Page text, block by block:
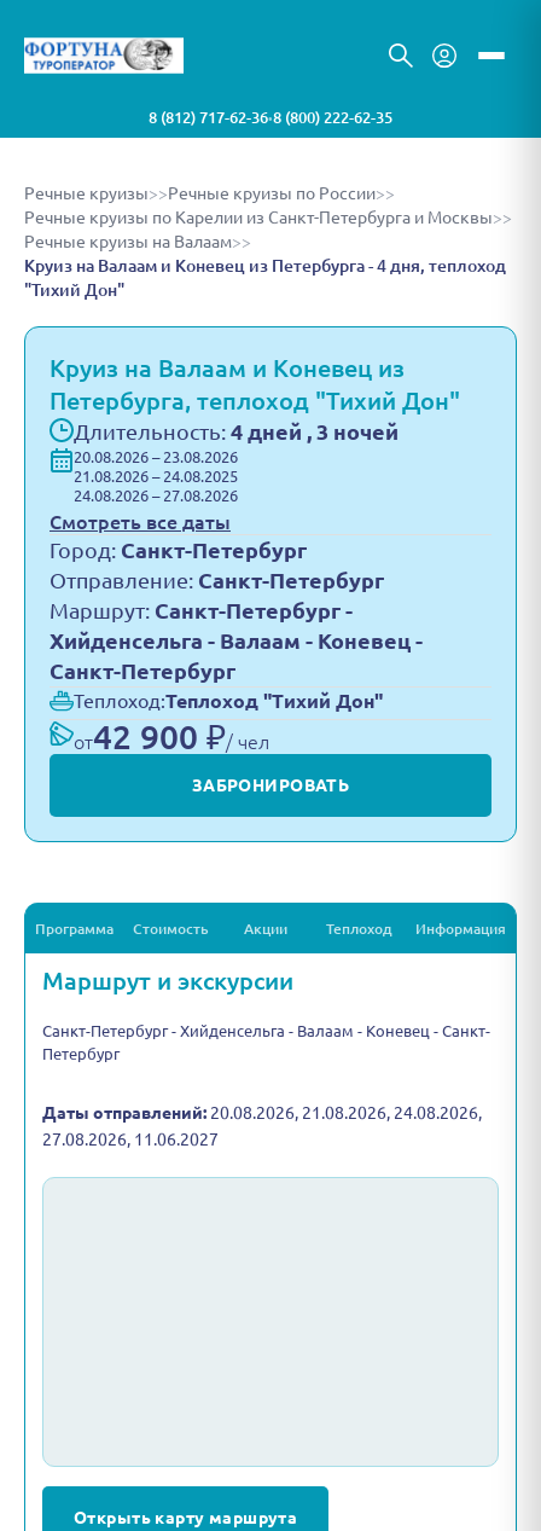
8 (812) 717-62-36•8 (800) 222-62-35
Речные круизы>>Речные круизы по России>>
Речные круизы по Карелии из Санкт-Петербурга и Москвы>>
Речные круизы на Валаам>>
Круиз на Валаам и Коневец из Петербурга - 4 дня, теплоход
"Тихий Дон"
Круиз на Валаам и Коневец из
Петербурга, теплоход "Тихий Дон"
Длительность: 4 дней , 3 ночей
20.08.2026 – 23.08.2026
21.08.2026 – 24.08.2025
24.08.2026 – 27.08.2026
Смотреть все даты
Город: Санкт-Петербург
Отправление: Санкт-Петербург
Маршрут: Санкт-Петербург -
Хийденсельга - Валаам - Коневец -
Санкт-Петербург
Теплоход:Теплоход "Тихий Дон"
от42 900 ₽/ чел
ЗАБРОНИРОВАТЬ
Программа Стоимость Акции Теплоход Информация
Маршрут и экскурсии
Санкт-Петербург - Хийденсельга - Валаам - Коневец - Санкт-
Петербург
Даты отправлений: 20.08.2026, 21.08.2026, 24.08.2026,
27.08.2026, 11.06.2027
Открыть карту маршрута